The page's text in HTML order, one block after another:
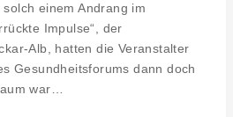
einem Andrang im
Impulse“, der
Alb, hatten die Veranstalter
Gesundheitsforums dann doch
war…